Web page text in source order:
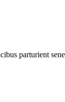
parturient